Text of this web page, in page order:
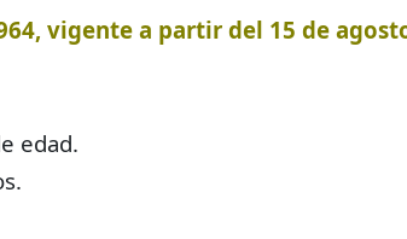
vigente a partir del 15 de
edad.